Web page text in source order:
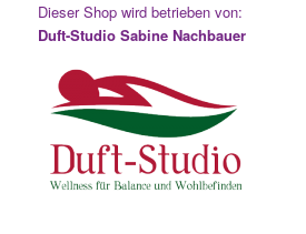
Dieser Shop wird betrieben von:
Duft-Studio Sabine Nachbauer